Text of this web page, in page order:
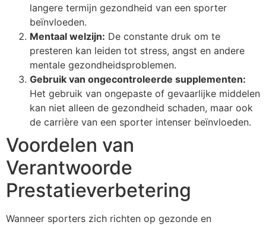
langere termijn gezondheid van een sporter
beïnvloeden.
Mentaal welzijn: De constante druk om te
presteren kan leiden tot stress, angst en andere
mentale gezondheidsproblemen.
Gebruik van ongecontroleerde supplementen:
Het gebruik van ongepaste of gevaarlijke middelen
kan niet alleen de gezondheid schaden, maar ook
de carrière van een sporter intenser beïnvloeden.
Voordelen van
Verantwoorde
Prestatieverbetering
Wanneer sporters zich richten op gezonde en